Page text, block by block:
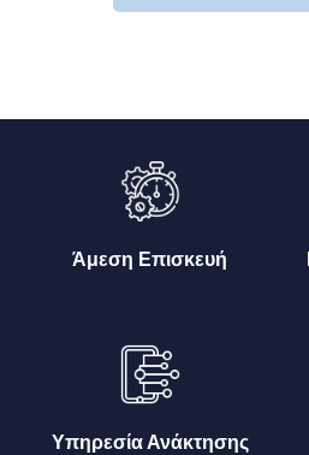
Άμεση Επισκευή
Υπηρεσία Ανάκτησης